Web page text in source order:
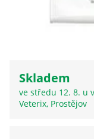
Skladem
ve středu 12. 8. u
Veterix, Prostějov